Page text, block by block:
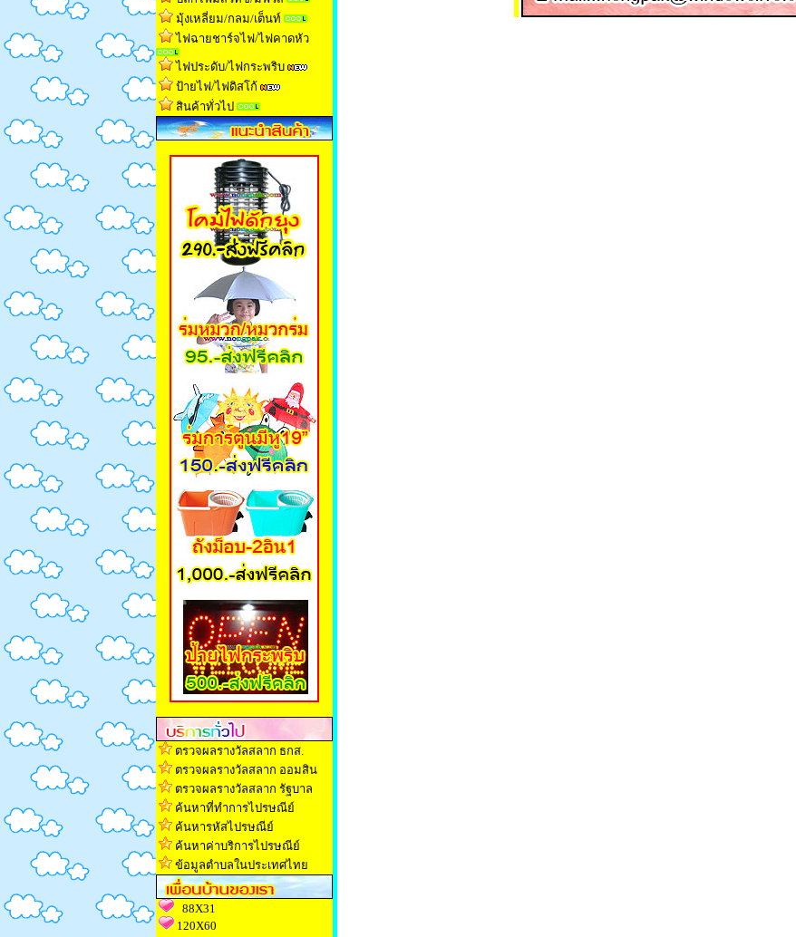
มุ้งเหลี่ยม/กลม/เต็นท
ไฟฉายชาร์จไฟ/ไฟคาดหัว
ไฟประดับ/ไฟกระพริบ
ป้ายไฟ/ไฟดิสโก้
สินค้าทั่วไป
ตรวจผลรางวัลสลาก ธกส.
ตรวจผลรางวัลสลาก ออมสิน
ตรวจผลรางวัลสลาก รัฐบาล
ค้นหาที่ทำการไปรษณีย์
ค้นหารหัสไปรษณีย์
ค้นหาค่าบริการไปรษณีย์
ข้อมูลตำบลในประเทศไทย
88X31
120X60